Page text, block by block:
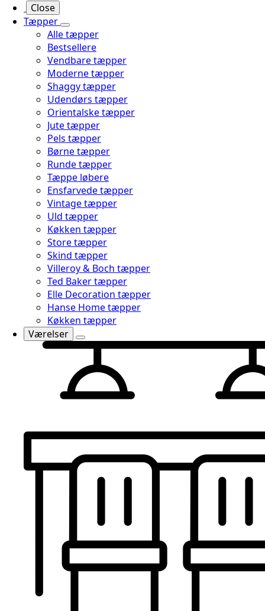
Close
Tæpper
Alle tæpper
Bestsellere
Vendbare tæpper
Moderne tæpper
Shaggy tæpper
Udendørs tæpper
Orientalske tæpper
Jute tæpper
Pels tæpper
Børne tæpper
Runde tæpper
Tæppe løbere
Ensfarvede tæpper
Vintage tæpper
Uld tæpper
Køkken tæpper
Store tæpper
Skind tæpper
Villeroy & Boch tæpper
Ted Baker tæpper
Elle Decoration tæpper
Hanse Home tæpper
Køkken tæpper
Værelser